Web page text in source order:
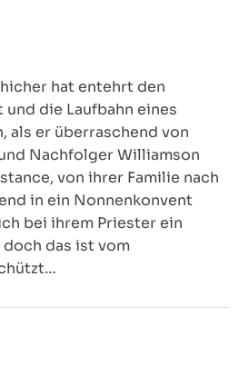
hat entehrt den
die Laufbahn eines
als er überraschend von
Nachfolger Williamson
von ihrer Familie nach
in ein Nonnenkonvent
bei ihrem Priester ein
das ist vom